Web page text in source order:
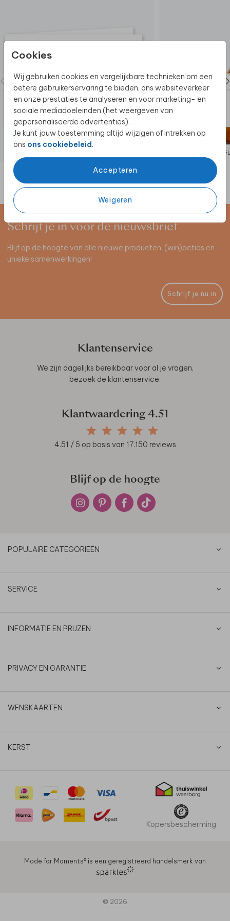
Cookies
Wij gebruiken cookies en vergelijkbare technieken om een
betere gebruikerservaring te bieden, ons websiteverkeer
en onze prestaties te analyseren en voor marketing- en
sociale mediadoeleinden (het weergeven van
gepersonaliseerde advertenties).
Je kunt jouw toestemming altijd wijzigen of intrekken op
ons ons cookiebeleid.
Accepteren
Weigeren
Schrijf je in voor de nieuwsbrief
Blijf op de hoogte van alle nieuwe producten, (win)acties en
unieke samenwerkingen!
Schrijf je nu in
Klantenservice
We zijn dagelijks bereikbaar voor al je vragen,
bezoek de klantenservice.
Klantwaardering 4.51
4.51 / 5 op basis van 17.150 reviews
Blijf op de hoogte
POPULAIRE CATEGORIEËN
SERVICE
INFORMATIE EN PRIJZEN
PRIVACY EN GARANTIE
WENSKAARTEN
KERST
Kopersbescherming
Made for Moments®️ is een geregistreerd handelsmerk van
© 2026